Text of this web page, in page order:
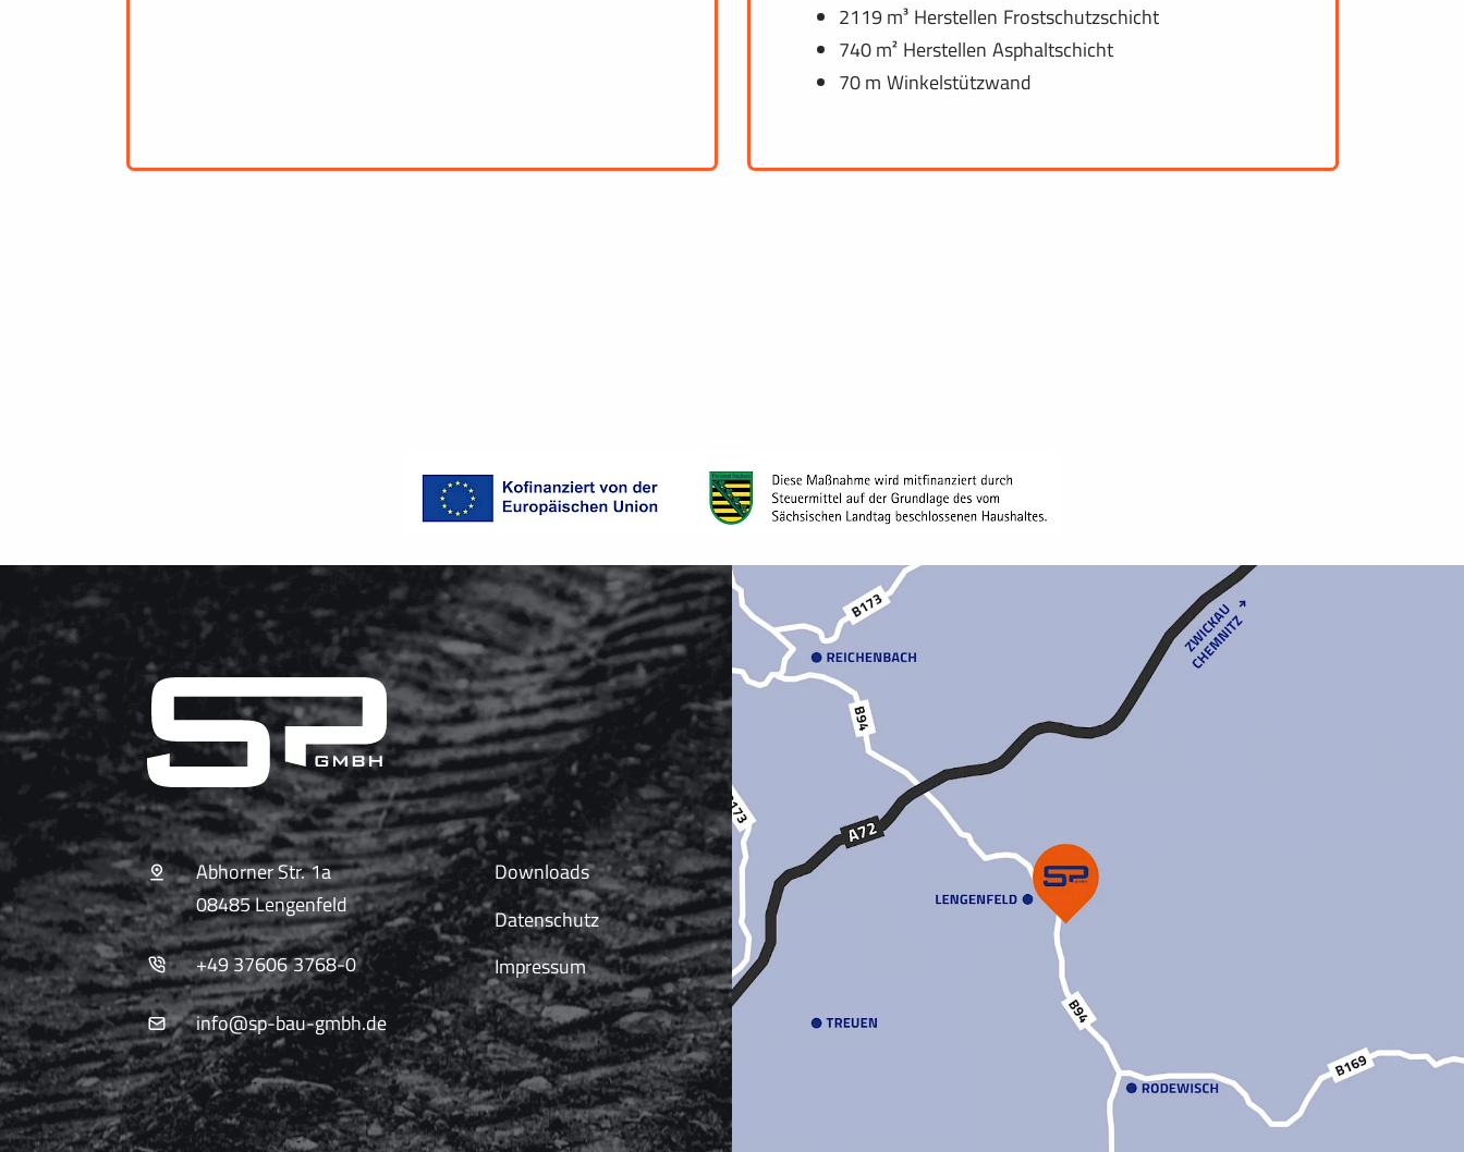
2119 m³ Herstellen Frostschutzschicht
740 m² Herstellen Asphaltschicht
70 m Winkelstützwand
Abhorner Str. 1a
08485 Lengenfeld
+49 37606 3768-0
info@sp-bau-gmbh.de
Downloads
Datenschutz
Impressum